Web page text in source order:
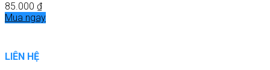
85.000 ₫
Mua ngay
LIÊN HỆ